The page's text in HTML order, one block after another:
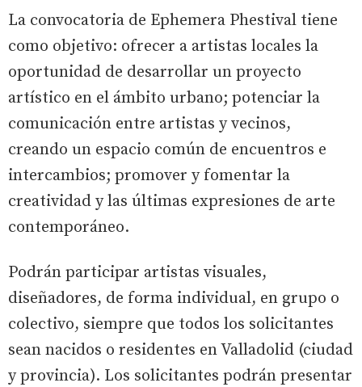
La convocatoria de Ephemera Phestival tiene
como objetivo: ofrecer a artistas locales la
oportunidad de desarrollar un proyecto
artístico en el ámbito urbano; potenciar la
comunicación entre artistas y vecinos,
creando un espacio común de encuentros e
intercambios; promover y fomentar la
creatividad y las últimas expresiones de arte
contemporáneo.
Podrán participar artistas visuales,
diseñadores, de forma individual, en grupo o
colectivo, siempre que todos los solicitantes
sean nacidos o residentes en Valladolid (ciudad
y provincia). Los solicitantes podrán presentar